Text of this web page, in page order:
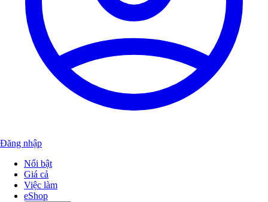
Đăng nhập
Nổi bật
Giá cả
Việc làm
eShop